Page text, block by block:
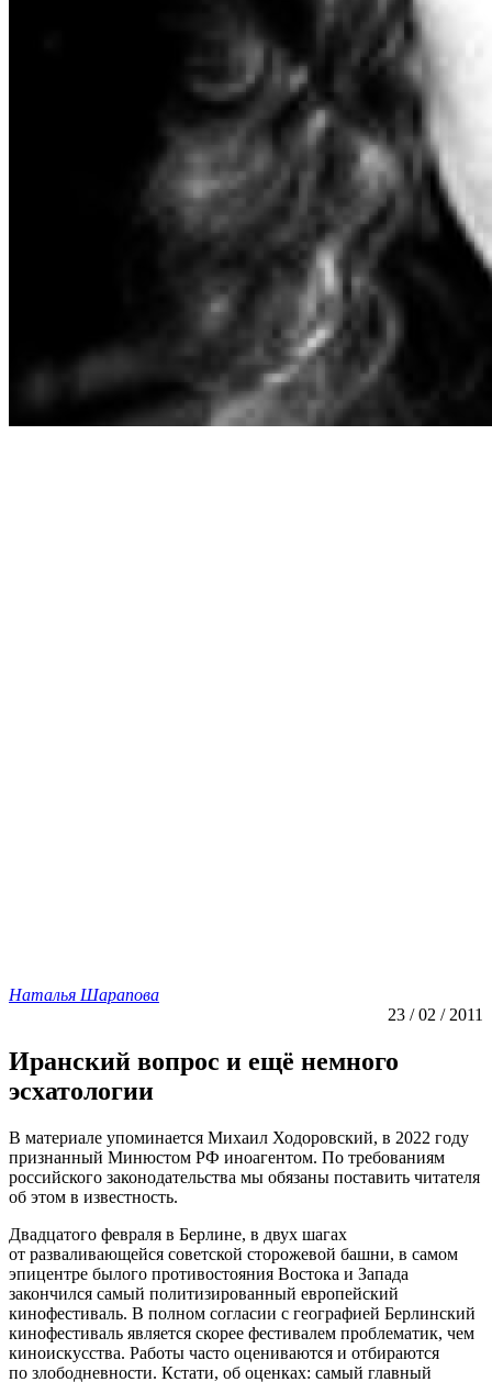
Наталья Шарапова
23 / 02 / 2011
Иранский вопрос и ещё немного
эсхатологии
В материале упоминается Михаил Ходоровский, в 2022 году
признанный Минюстом РФ иноагентом. По требованиям
российского законодательства мы обязаны поставить читателя
об этом в известность.
Двадцатого февраля в Берлине, в двух шагах
от разваливающейся советской сторожевой башни, в самом
эпицентре былого противостояния Востока и Запада
закончился самый политизированный европейский
кинофестиваль. В полном согласии с географией Берлинский
кинофестиваль является скорее фестивалем проблематик, чем
киноискусства. Работы часто оцениваются и отбираются
по злободневности. Кстати, об оценках: самый главный